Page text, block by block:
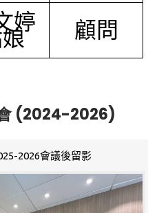
婷 顧問
(2024-2026)
2026會議後留影